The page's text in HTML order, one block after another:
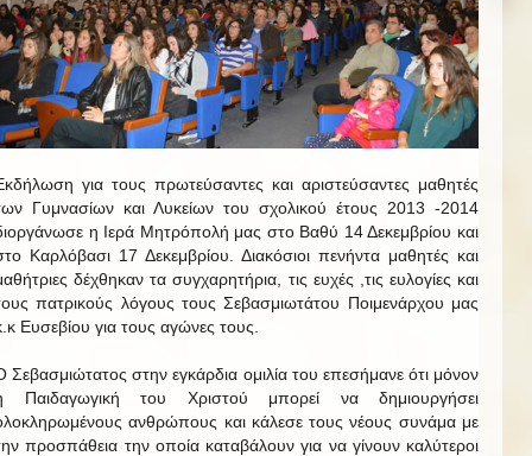
για τους πρωτεύσαντες και αριστεύσαντες μαθητές
Γυμνασίων και Λυκείων του σχολικού έτους 2013 -2014
η Ιερά Μητρόπολή μας στο Βαθύ 14 Δεκεμβρίου και
Καρλόβασι 17 Δεκεμβρίου. Διακόσιοι πενήντα μαθητές και
δέχθηκαν τα συγχαρητήρια, τις ευχές ,τις ευλογίες και
πατρικούς λόγους τους Σεβασμιωτάτου Ποιμενάρχου μας
Ευσεβίου για τους αγώνες τους.
Σεβασμιώτατος στην εγκάρδια ομιλία του επεσήμανε ότι μόνον
Παιδαγωγική του Χριστού μπορεί να δημιουργήσει
ανθρώπους και κάλεσε τους νέους συνάμα με
προσπάθεια την οποία καταβάλουν για να γίνουν καλύτεροι